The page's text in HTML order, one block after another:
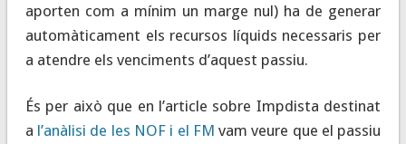
aporten com a mínim un marge nul) ha de generar
automàticament els recursos líquids necessaris per
a atendre els venciments d’aquest passiu.
És per això que en l’article sobre Impdista destinat
a l’anàlisi de les NOF i el FM vam veure que el passiu